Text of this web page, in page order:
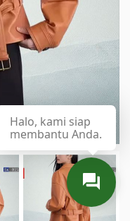
Halo, kami siap
membantu Anda.